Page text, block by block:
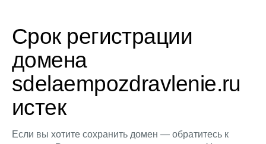
Срок регистрации
домена
sdelaempozdravlenie.ru
истек
Если вы хотите сохранить домен — обратитесь к